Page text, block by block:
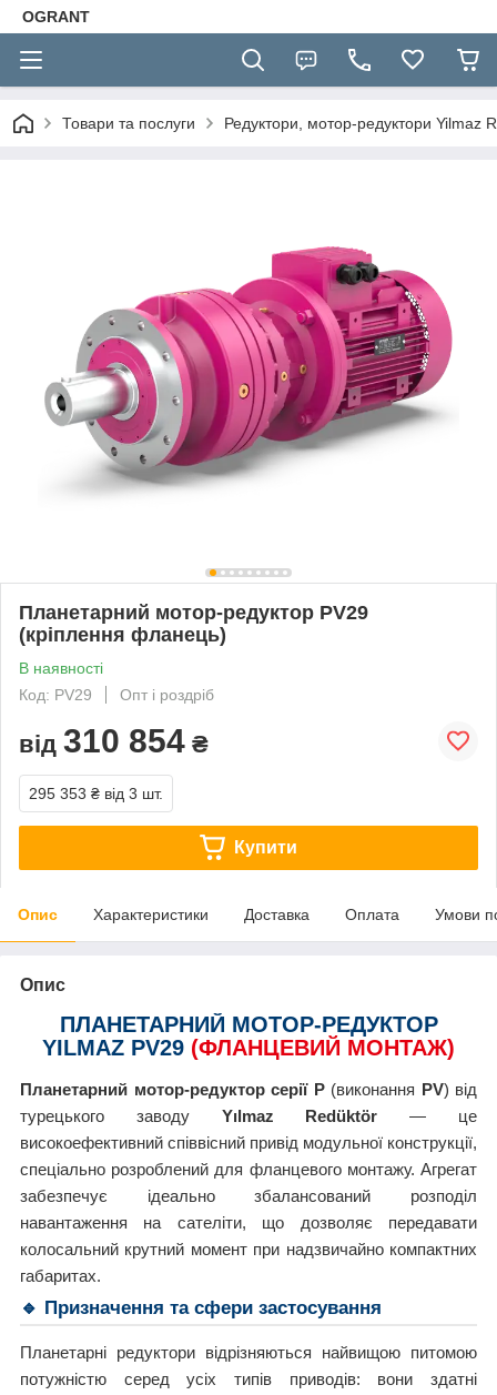
OGRANT
Товари та послуги Редуктори, мотор-редуктори Yilmaz
Планетарний мотор-редуктор PV29
(кріплення фланець)
В наявності
Код: PV29
Опт і роздріб
від 310 854 ₴
295 353 ₴ від 3 шт.
Купити
Опис Характеристики Доставка Оплата Умови
Опис
ПЛАНЕТАРНИЙ МОТОР-РЕДУКТОР
YILMAZ PV29 (ФЛАНЦЕВИЙ МОНТАЖ)
Планетарний мотор-редуктор серії P(виконання PV) від
турецького заводу Yılmaz Redüktör — це
високоефективний співвісний привід модульної конструкції,
спеціально розроблений для фланцевого монтажу. Агрегат
забезпечує ідеально збалансований розподіл
навантаження на сателіти, що дозволяє передавати
колосальний крутний момент при надзвичайно компактних
габаритах.
🔹 Призначення та сфери застосування
Планетарні редуктори відрізняються найвищою питомою
потужністю серед усіх типів приводів: вони здатні